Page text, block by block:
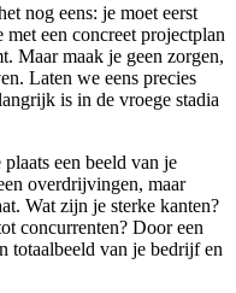
nog eens: je moet eerst
een concreet projectplan
Maar maak je geen zorgen,
Laten we eens precies
is in de vroege stadia
een beeld van je
overdrijvingen, maar
Wat zijn je sterke kanten?
concurrenten? Door een
totaalbeeld van je bedrijf en